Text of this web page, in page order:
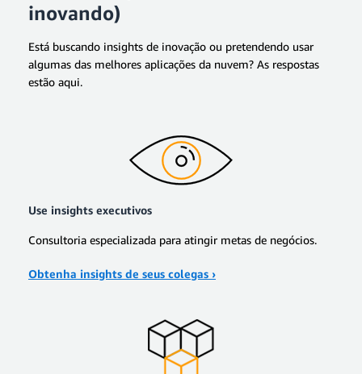
inovando)
Está buscando insights de inovação ou pretendendo usar
algumas das melhores aplicações da nuvem? As respostas
estão aqui.
Use insights executivos
Consultoria especializada para atingir metas de negócios.
Obtenha insights de seus colegas ›